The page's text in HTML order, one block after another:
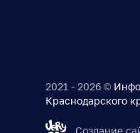
2021 - 2026 ©
Краснодарского
Создание